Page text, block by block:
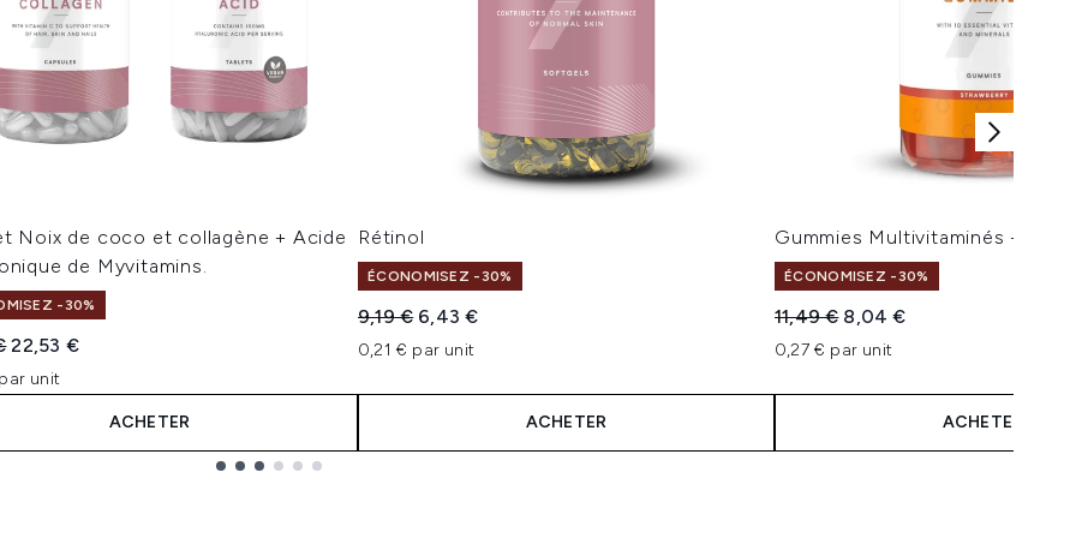
Noix de coco et collagène + Acide
de Myvitamins.
-30%
vente :
Prix ​​actuel :
22,53 €
unit
ACHETER
Rétinol
ÉCONOMISEZ -30%
Prix de vente :
9,19 € Prix ​​actuel :
6,43 €
0,21 € par unit
ACHETER
Gummies Multivitaminés -
ÉCONOMISEZ -30%
Prix de vente :
11,49 € Prix ​​actuel :
8,04 €
0,27 € par unit
ACHETER